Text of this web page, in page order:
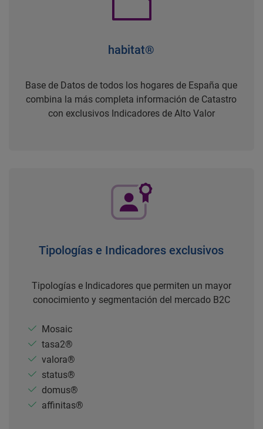
habitat®
Base de Datos de todos los hogares de España que
combina la más completa información de Catastro
con exclusivos Indicadores de Alto Valor
Tipologías e Indicadores exclusivos
Tipologías e Indicadores que permiten un mayor
conocimiento y segmentación del mercado B2C
Mosaic
tasa2®
valora®
status®
domus®
affinitas®